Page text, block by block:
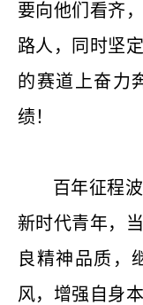
要向他们看齐
路人，同时坚
的赛道上奋力
绩！
百年征程
新时代青年，
良精神品质，
风，增强自身